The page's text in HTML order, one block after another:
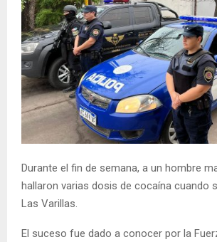
Durante el fin de semana, a un hombre
hallaron varias dosis de cocaína cuando
Las Varillas.
El suceso fue dado a conocer por la